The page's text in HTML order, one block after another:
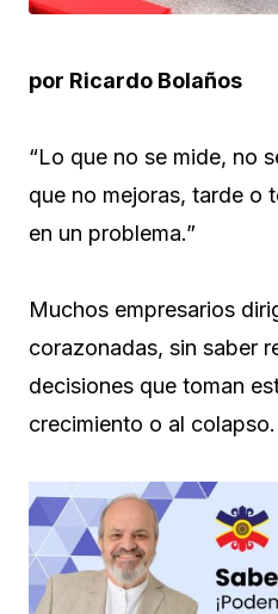
por Ricardo Bolaños
“Lo que no se mide, no
que no mejoras, tarde o
en un problema.”
Muchos empresarios
corazonadas, sin saber
decisiones que toman
crecimiento o al colapso.